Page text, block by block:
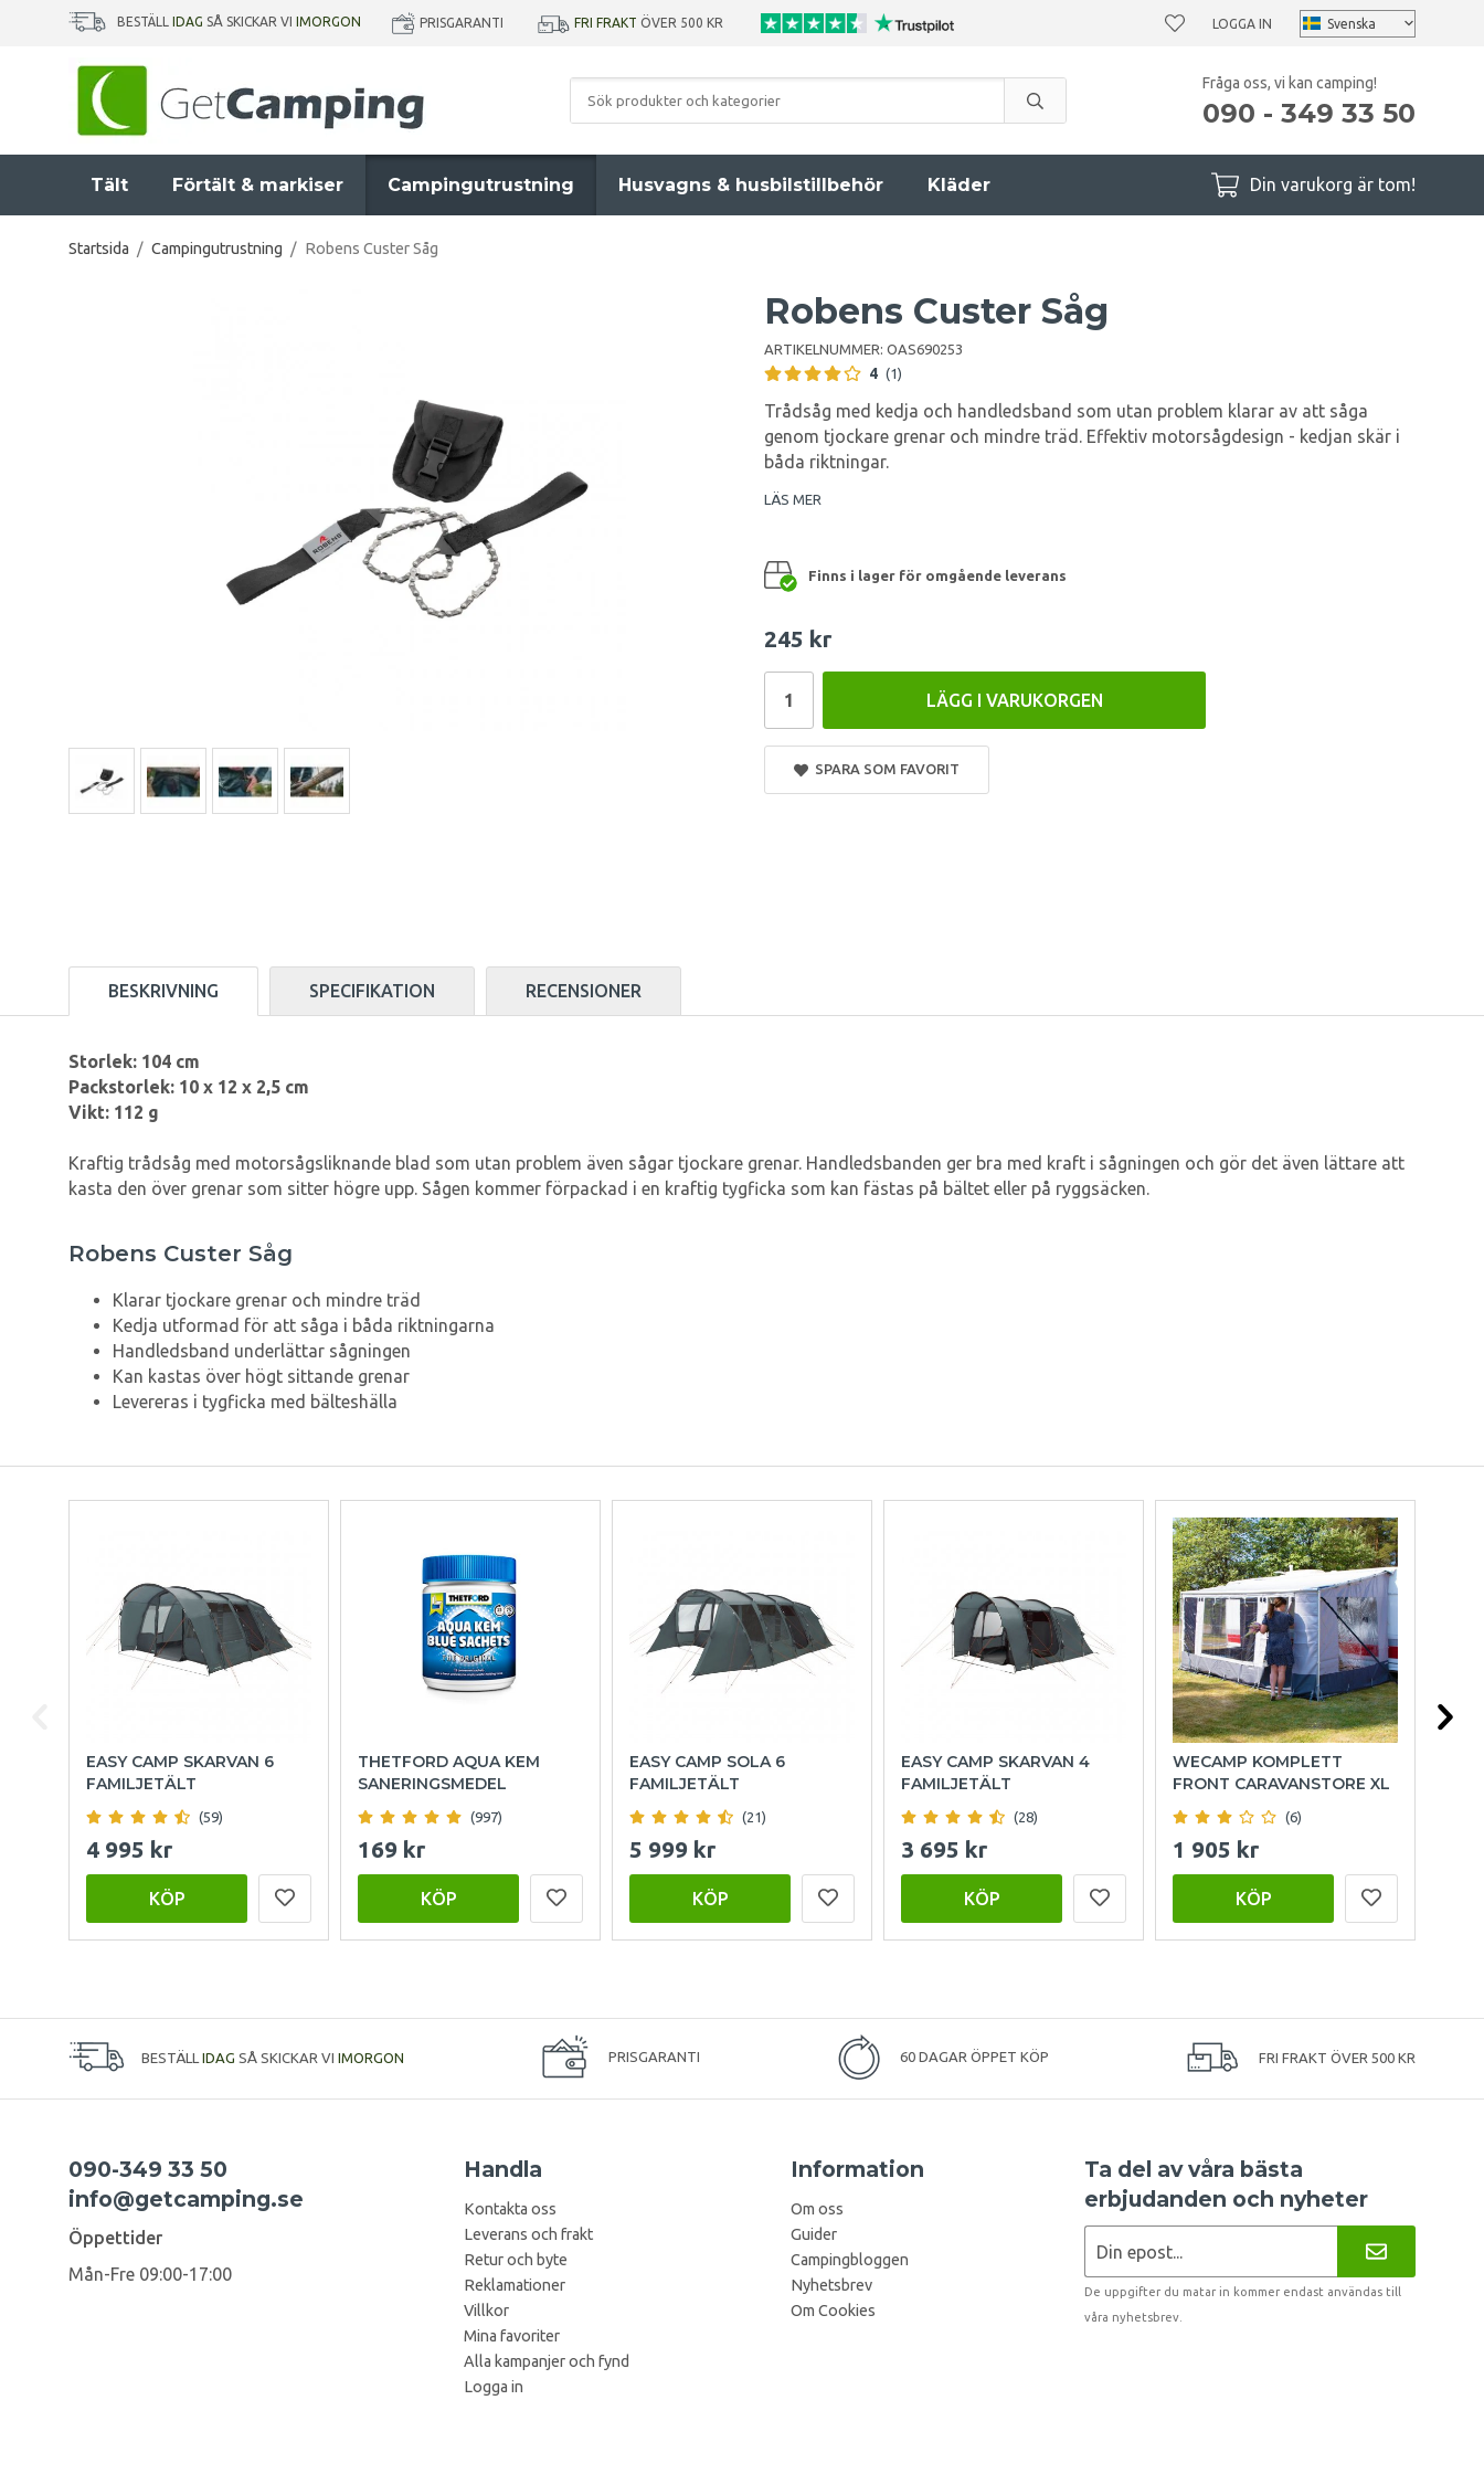
BESTÄLL IDAG SÅ SKICKAR VI IMORGON PRISGARANTI FRI FRAKT ÖVER 500 KR LOGGA IN
Fråga oss, vi kan camping!
090 - 349 33 50
Tält Förtält & markiser Campingutrustning Husvagns & husbilstillbehör Kläder Din varukorg är tom!
Startsida / Campingutrustning / Robens Custer Såg
Robens Custer Såg
ARTIKELNUMMER: OAS690253
4 (1)
Trådsåg med kedja och handledsband som utan problem klarar av att såga
genom tjockare grenar och mindre träd. Effektiv motorsågdesign - kedjan skär i
båda riktningar.
LÄS MER
Finns i lager för omgående leverans
245 kr
LÄGG I VARUKORGEN
SPARA SOM FAVORIT
BESKRIVNING SPECIFIKATION RECENSIONER
Storlek: 104 cm
Packstorlek: 10 x 12 x 2,5 cm
Vikt: 112 g
Kraftig trådsåg med motorsågsliknande blad som utan problem även sågar tjockare grenar. Handledsbanden ger bra med kraft i sågningen och gör det även lättare att
kasta den över grenar som sitter högre upp. Sågen kommer förpackad i en kraftig tygficka som kan fästas på bältet eller på ryggsäcken.
Robens Custer Såg
Klarar tjockare grenar och mindre träd
Kedja utformad för att såga i båda riktningarna
Handledsband underlättar sågningen
Kan kastas över högt sittande grenar
Levereras i tygficka med bälteshälla
EASY CAMP SKARVAN 6
FAMILJETÄLT
(59)
4 995 kr
KÖP
THETFORD AQUA KEM
SANERINGSMEDEL
(997)
169 kr
KÖP
EASY CAMP SOLA 6
FAMILJETÄLT
(21)
5 999 kr
KÖP
EASY CAMP SKARVAN 4
FAMILJETÄLT
(28)
3 695 kr
KÖP
WECAMP KOMPLETT
FRONT CARAVANSTORE XL
(6)
1 905 kr
KÖP
BESTÄLL IDAG SÅ SKICKAR VI IMORGON PRISGARANTI 60 DAGAR ÖPPET KÖP FRI FRAKT ÖVER 500 KR
090-349 33 50
info@getcamping.se
Öppettider
Mån-Fre 09:00-17:00
Handla
Kontakta oss
Leverans och frakt
Retur och byte
Reklamationer
Villkor
Mina favoriter
Alla kampanjer och fynd
Logga in
Information
Om oss
Guider
Campingbloggen
Nyhetsbrev
Om Cookies
Ta del av våra bästa
erbjudanden och nyheter
De uppgifter du matar in kommer endast användas till
våra nyhetsbrev.